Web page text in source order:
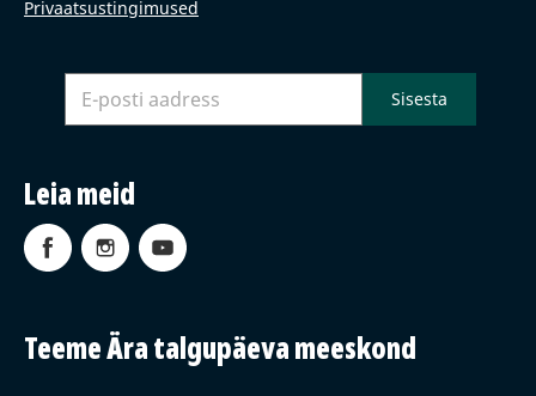
Privaatsustingimused
Leia meid
Teeme Ära talgupäeva meeskond